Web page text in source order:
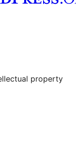
property